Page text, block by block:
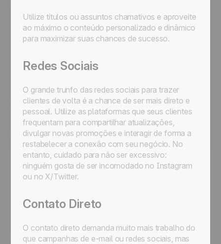
Utilize títulos ou assuntos chamativos e aproveite
ao máximo o conteúdo personalizado e dinâmico
para maximizar suas chances de sucesso.
Redes Sociais
O grande trunfo das redes sociais para trazer
clientes de volta é a chance de ser mais direto e
pessoal. Utilize as plataformas que seus clientes
frequentam para compartilhar atualizações,
divulgar novas promoções e interagir de forma a
restabelecer a conexão com seu negócio. No
entanto, cuidado para não ser excessivo:
ninguém gosta de ser incomodado no Instagram
ou no X/Twitter.
Contato Direto
O contato direto demanda muito mais trabalho do
que campanhas de e-mail ou redes sociais, mas